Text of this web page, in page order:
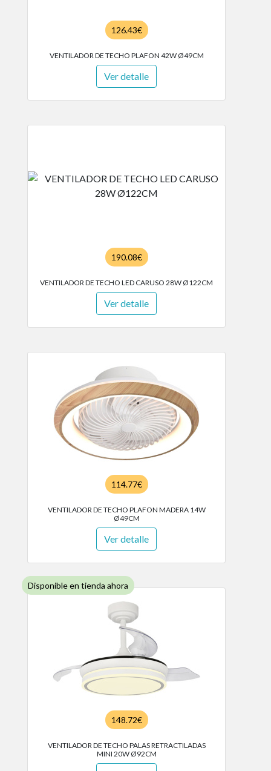
126.43€
VENTILADOR DE TECHO PLAFON 42W Ø49CM
Ver detalle
190.08€
VENTILADOR DE TECHO LED CARUSO 28W Ø122CM
Ver detalle
114.77€
VENTILADOR DE TECHO PLAFON MADERA 14W
Ø49CM
Ver detalle
Disponible en tienda ahora
148.72€
VENTILADOR DE TECHO PALAS RETRACTILADAS
MINI 20W Ø92CM